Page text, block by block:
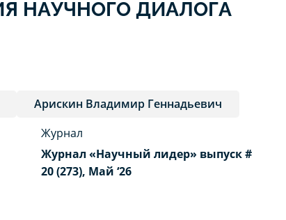
НАУЧНОГО ДИАЛОГА
Арискин Владимир Геннадьевич
Журнал
Журнал «Научный лидер» выпуск #
20 (273), Май ‘26